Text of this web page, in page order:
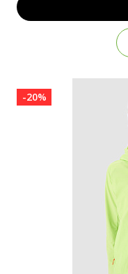
-20%